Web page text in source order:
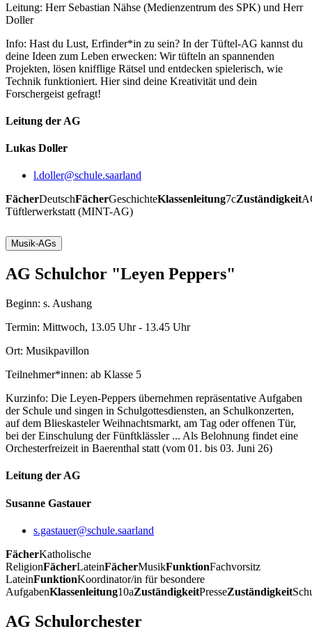
Leitung: Herr Sebastian Nähse (Medienzentrum des SPK) und Herr
Doller
Info: Hast du Lust, Erfinder*in zu sein? In der Tüftel-AG kannst du
deine Ideen zum Leben erwecken: Wir tüfteln an spannenden
Projekten, lösen knifflige Rätsel und entdecken spielerisch, wie
Technik funktioniert. Hier sind deine Kreativität und dein
Forschergeist gefragt!
Leitung der AG
Lukas Doller
l.doller@schule.saarland
FächerDeutschFächerGeschichteKlassenleitung7cZuständigkeit
Tüftlerwerkstatt (MINT-AG)
Musik-AGs
AG Schulchor "Leyen Peppers"
Beginn: s. Aushang
Termin: Mittwoch, 13.05 Uhr - 13.45 Uhr
Ort: Musikpavillon
Teilnehmer*innen: ab Klasse 5
Kurzinfo: Die Leyen-Peppers übernehmen repräsentative Aufgaben
der Schule und singen in Schulgottesdiensten, an Schulkonzerten,
auf dem Blieskasteler Weihnachtsmarkt, am Tag oder offenen Tür,
bei der Einschulung der Fünftklässler ... Als Belohnung findet eine
Orchesterfreizeit in Baerenthal statt (vom 01. bis 03. Juni 26)
Leitung der AG
Susanne Gastauer
s.gastauer@schule.saarland
FächerKatholische
ReligionFächerLateinFächerMusikFunktionFachvorsitz
LateinFunktionKoordinator/in für besondere
AufgabenKlassenleitung10aZuständigkeitPresseZuständigkeit
AG Schulorchester